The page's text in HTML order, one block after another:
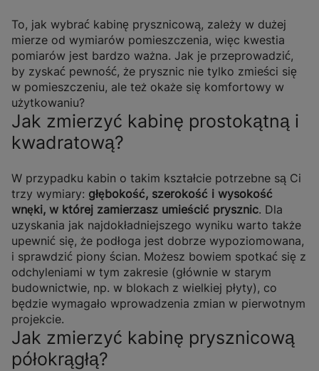
To, jak wybrać kabinę prysznicową, zależy w dużej
mierze od wymiarów pomieszczenia, więc kwestia
pomiarów jest bardzo ważna. Jak je przeprowadzić,
by zyskać pewność, że prysznic nie tylko zmieści się
w pomieszczeniu, ale też okaże się komfortowy w
użytkowaniu?
Jak zmierzyć kabinę prostokątną i
kwadratową?
W przypadku kabin o takim kształcie potrzebne są Ci
trzy wymiary: głębokość, szerokość i wysokość
wnęki, w której zamierzasz umieścić prysznic. Dla
uzyskania jak najdokładniejszego wyniku warto także
upewnić się, że podłoga jest dobrze wypoziomowana,
i sprawdzić piony ścian. Możesz bowiem spotkać się z
odchyleniami w tym zakresie (głównie w starym
budownictwie, np. w blokach z wielkiej płyty), co
będzie wymagało wprowadzenia zmian w pierwotnym
projekcie.
Jak zmierzyć kabinę prysznicową
półokrągłą?